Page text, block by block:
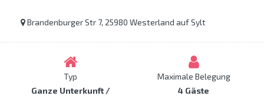
Brandenburger Str 7, 25980 Westerland auf Sylt
Typ
Ganze Unterkunft /
Maximale Belegung
4 Gäste